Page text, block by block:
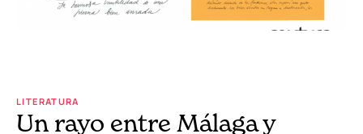
LITERATURA
Un rayo entre Málaga y